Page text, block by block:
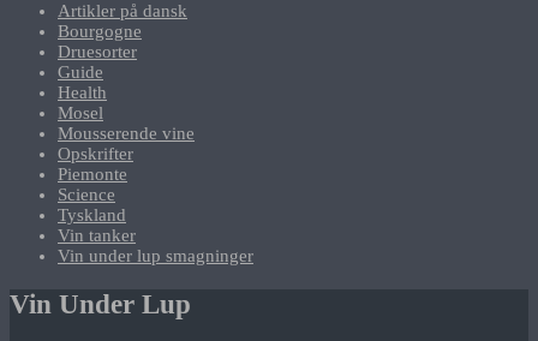
Artikler på dansk
Bourgogne
Druesorter
Guide
Health
Mosel
Mousserende vine
Opskrifter
Piemonte
Science
Tyskland
Vin tanker
Vin under lup smagninger
Vin Under Lup